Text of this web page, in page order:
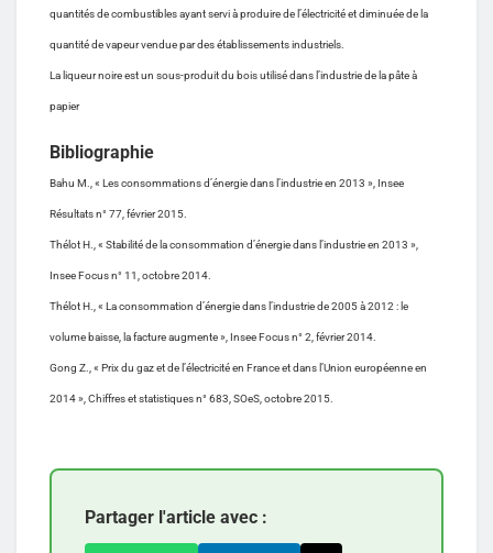
quantités de combustibles ayant servi à produire de l’électricité et diminuée de la
quantité de vapeur vendue par des établissements industriels.
La liqueur noire est un sous-produit du bois utilisé dans l’industrie de la pâte à
papier
Bibliographie
Bahu M., « Les consommations d’énergie dans l’industrie en 2013 », Insee
Résultats n° 77, février 2015.
Thélot H., « Stabilité de la consommation d’énergie dans l’industrie en 2013 »,
Insee Focus n° 11, octobre 2014.
Thélot H., « La consommation d’énergie dans l’industrie de 2005 à 2012 : le
volume baisse, la facture augmente », Insee Focus n° 2, février 2014.
Gong Z., « Prix du gaz et de l’électricité en France et dans l’Union européenne en
2014 », Chiffres et statistiques n° 683, SOeS, octobre 2015.
Partager l'article avec :